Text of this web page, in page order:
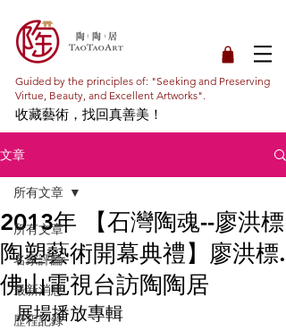
Guided by the principles of: "Seeking and Preserving
Virtue, Beauty, and Excellent Artworks".
收藏藝術，找回真善美！
文章
所有文章
名家評論
最新消息
歷程記錄
所有文章
2013年 【石灣陶魂--廖洪標
陶塑藝術開幕典禮】廖洪標.
佛山電視台訪陶陶居
展場播放專輯